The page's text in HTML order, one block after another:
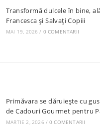
Transformă dulcele în bine,
Francesca și Salvați Copiii
MAI 19, 2026 / 0 COMENTARII
Primăvara se dăruiește cu
de Cadouri Gourmet pentru
MARTIE 2, 2026 / 0 COMENTARII